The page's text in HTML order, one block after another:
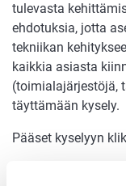
tulevasta
ehdotuksia, jotta
tekniikan
kaikkia asiasta
(toimialajärjestöjä,
täyttämään kysely.
Pääset kyselyyn
16. syyskuuta